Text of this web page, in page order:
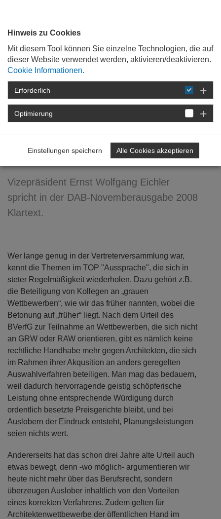
STARTSEITE DETAIL
Meine Zukunft? ... seh ich
grau!
Vizepräsident Ernst Wolfgang Eichler
spricht in der DAB-Novemberausgabe 2008
Klartext.
Wer lange genug in der Vertreterversammlung war,
kennt die Themen im TOP "Aussprache", die sich in
steter Regelmäßigkeit wiederholen. Dazu gehört z.B.
die Beteiligung von Kollegen an „grauen
Wettbewerben“, wie wir das früher nannten, wobei die
Betonung auf „früher“ liegt. Nach dem Urteil des
BVerfG zur Teilnahme an Wettbewerben, die sich nicht
an GRW oder RAW orientieren, gibt es nämlich keine
rechtliche Handhabe mehr gegen Architekten, die sich
im Rahmen ihrer Akqusition an anders geregelten
Auswahlverfahren beteiligen. Man mag das bedauern,
weil dadurch hervorragende geistig schöpferische
Leistung ohne entsprechende Würdigung durch
ordentlich besetzte Preisgerichte bleibt, und bei
Auslobern der Eindruck entsteht, Planungsleistungen
seien nichts wert.
Andererseits hat das schon drei Jahre alte Urteil auch
etwas bewegt, denn -wo möglich- argumentieren wir
heute nicht mehr über das Berufsrecht, sondern
überzeugen Auslober inhaltlich von den Vorteilen
eines korrekten Verfahrens. Zudem gelten für
Architektenwettbewerbe der öffentlichen Hand im
Hinweis zu Cookies
Mit diesem Tool können Sie einzelne Technologien, die auf
dieser Website verwendet werden, aktivieren/deaktivieren.
Cookie Informationen.
Erforderlich
Optimierung
Einstellungen speichern Alle Cookies akzeptieren